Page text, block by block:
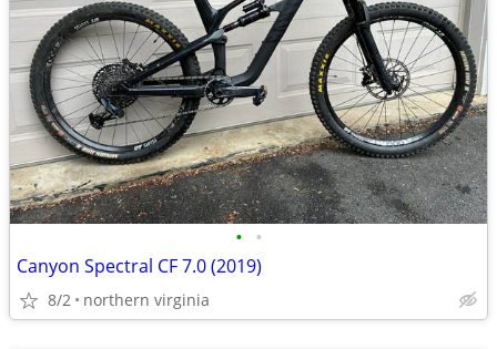
• •
Canyon Spectral CF 7.0 (2019)
8/2 northern virginia